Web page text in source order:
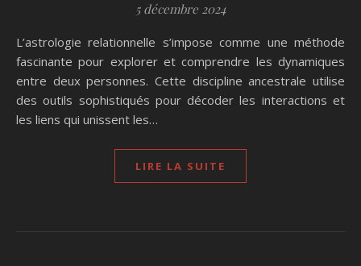
5 décembre 2024
L’astrologie relationnelle s’impose comme une méthode
fascinante pour explorer et comprendre les dynamiques
entre deux personnes. Cette discipline ancestrale utilise
des outils sophistiqués pour décoder les interactions et
les liens qui unissent les…
LIRE LA SUITE